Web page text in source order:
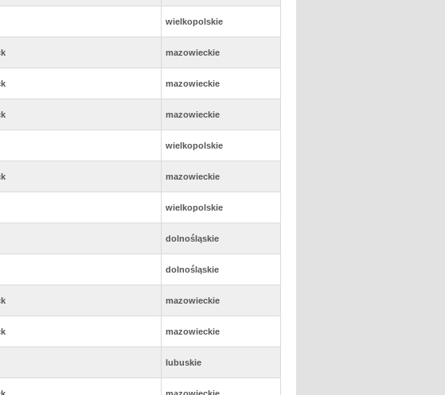
wielkopolskie
mazowieckie
mazowieckie
mazowieckie
wielkopolskie
mazowieckie
wielkopolskie
dolnośląskie
dolnośląskie
mazowieckie
mazowieckie
lubuskie